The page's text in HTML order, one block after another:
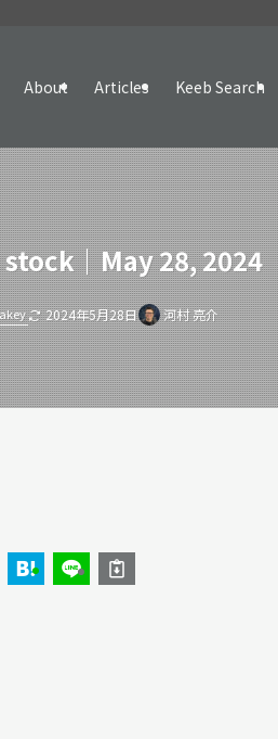
About Articles Keeb Search
｜May 28, 2024
2024年5月28日 河村 亮介